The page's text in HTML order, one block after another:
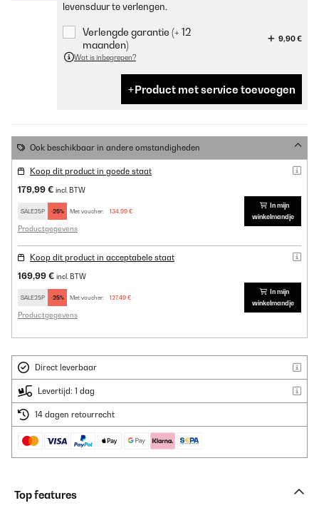
levensduur te verlengen.
Verlengde garantie (+ 12
maanden)
9,90 €
Wat is inbegrepen?
Product met service toevoegen
Ook beschikbaar in andere omstandigheden
Koop dit product in goede staat
179,99 € incl. BTW
SALE25P -25% Met voucher: 134,99 €
Productgegevens
In mijn
winkelmandje
Koop dit product in acceptabele staat
169,99 € incl. BTW
SALE25P -25% Met voucher: 127,49 €
Productgegevens
In mijn
winkelmandje
Direct leverbaar
Levertijd: 1 dag
14 dagen retourrecht
Top features